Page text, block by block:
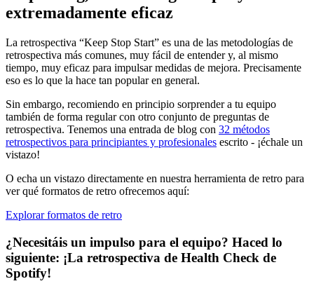
extremadamente eficaz
La retrospectiva “Keep Stop Start” es una de las metodologías de
retrospectiva más comunes, muy fácil de entender y, al mismo
tiempo, muy eficaz para impulsar medidas de mejora. Precisamente
eso es lo que la hace tan popular en general.
Sin embargo, recomiendo en principio sorprender a tu equipo
también de forma regular con otro conjunto de preguntas de
retrospectiva. Tenemos una entrada de blog con 32 métodos
retrospectivos para principiantes y profesionales escrito - ¡échale un
vistazo!
O echa un vistazo directamente en nuestra herramienta de retro para
ver qué formatos de retro ofrecemos aquí:
Explorar formatos de retro
¿Necesitáis un impulso para el equipo? Haced lo
siguiente: ¡La retrospectiva de Health Check de
Spotify!